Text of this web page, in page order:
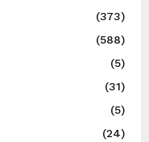
(373)
(588)
(5)
(31)
(5)
(24)